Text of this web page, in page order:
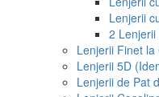
Lenjerii
2 Lenjerii
Lenjerii Finet la
Lenjerii 5D
Lenjerii de Pat